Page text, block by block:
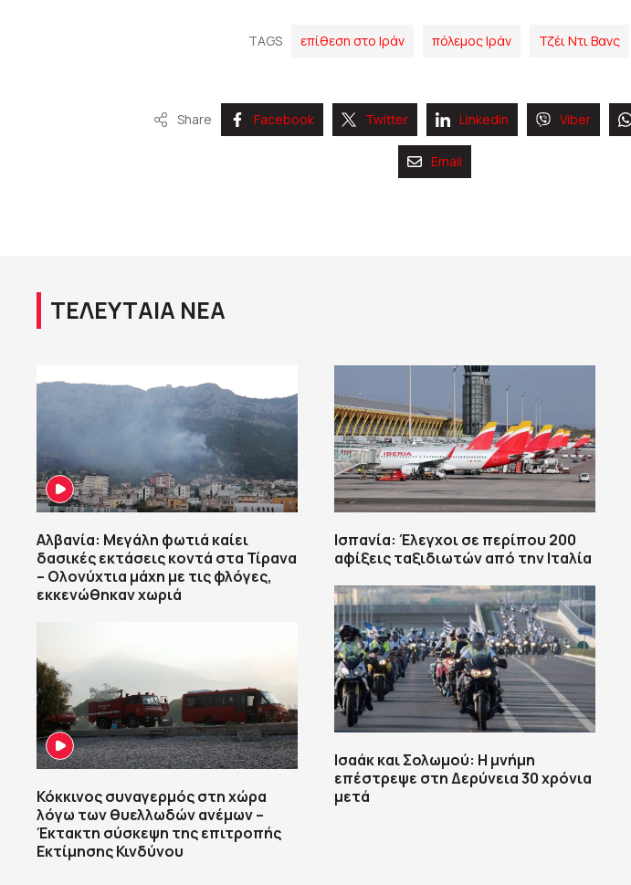
TAGS επίθεση στο Ιράν πόλεμος Ιράν Τζέι Ντι Βανς
Share Facebook Twitter Linkedin Viber
Email
ΤΕΛΕΥΤΑΙΑ ΝΕΑ
Αλβανία: Μεγάλη φωτιά καίει
δασικές εκτάσεις κοντά στα Τίρανα
– Ολονύχτια μάχη με τις φλόγες,
εκκενώθηκαν χωριά
Κόκκινος συναγερμός στη χώρα
λόγω των θυελλωδών ανέμων –
Έκτακτη σύσκεψη της επιτροπής
Εκτίμησης Κινδύνου
Ισπανία: Έλεγχοι σε περίπου 200
αφίξεις ταξιδιωτών από την Ιταλία
Ισαάκ και Σολωμού: Η μνήμη
επέστρεψε στη Δερύνεια 30 χρόνια
μετά